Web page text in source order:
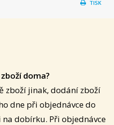
TISK
doma?
zboží jinak, dodání zboží
dne při objednávce do
dobírku. Při objednávce